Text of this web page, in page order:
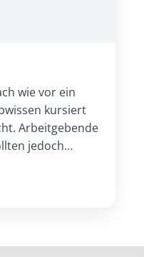
wie vor ein
kursiert
Arbeitgebende
jedoch